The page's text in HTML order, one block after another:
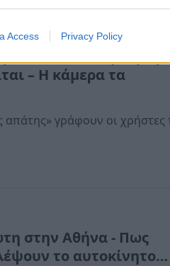
Access Privacy Policy
– Η κάμερα τα
γράφουν οι χρήστες
στην Αθήνα - Πως
το αυτοκίνητο…